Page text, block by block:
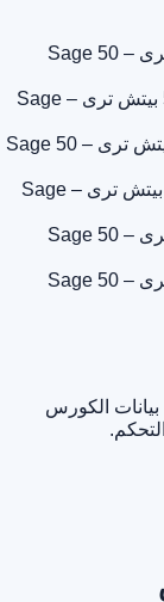
دبلومة المحاسبة باستخدام سيج 50 بيتش ترى – Sage 50
كورس دبلومة المحاسبة باستخدام سيج 50 بيتش ترى – Sage
دورة دبلومة المحاسبة باستخدام سيج 50 بيتش ترى – Sage 50
شهادة دبلومة المحاسبة باستخدام سيج 50 بيتش ترى – Sage
دبلومة المحاسبة باستخدام سيج 50 بيتش ترى – Sage 50
دبلومة المحاسبة باستخدام سيج 50 بيتش ترى – Sage 50
الكورس